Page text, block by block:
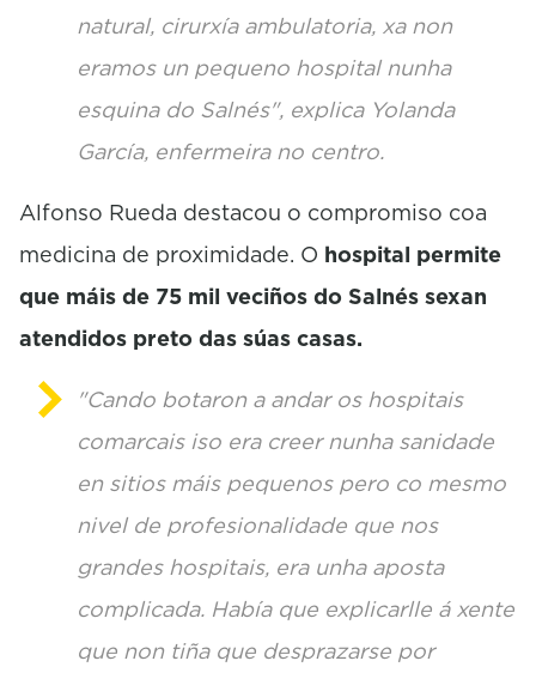
natural, cirurxía ambulatoria, xa non
eramos un pequeno hospital nunha
esquina do Salnés", explica Yolanda
García, enfermeira no centro.
Alfonso Rueda destacou o compromiso coa
medicina de proximidade. O hospital permite
que máis de 75 mil veciños do Salnés sexan
atendidos preto das súas casas.
"Cando botaron a andar os hospitais
comarcais iso era creer nunha sanidade
en sitios máis pequenos pero co mesmo
nivel de profesionalidade que nos
grandes hospitais, era unha aposta
complicada. Había que explicarlle á xente
que non tiña que desprazarse por